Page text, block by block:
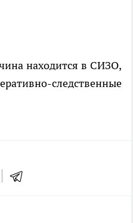
находится в СИЗО,
следственные